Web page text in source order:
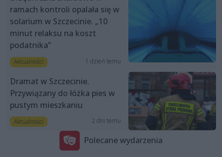
ramach kontroli opalała się w
solarium w Szczecinie. „10
minut relaksu na koszt
podatnika”
Aktualności 1 dzień temu
Dramat w Szczecinie.
Przywiązany do łóżka pies w
pustym mieszkaniu
Aktualności 2 dni temu
Polecane wydarzenia